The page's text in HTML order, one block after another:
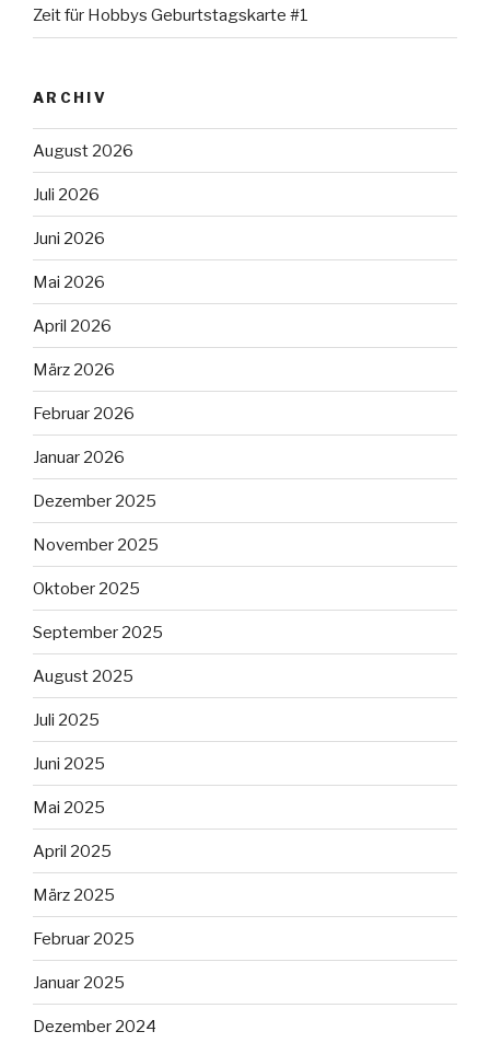
Zeit für Hobbys Geburtstagskarte #1
ARCHIV
August 2026
Juli 2026
Juni 2026
Mai 2026
April 2026
März 2026
Februar 2026
Januar 2026
Dezember 2025
November 2025
Oktober 2025
September 2025
August 2025
Juli 2025
Juni 2025
Mai 2025
April 2025
März 2025
Februar 2025
Januar 2025
Dezember 2024